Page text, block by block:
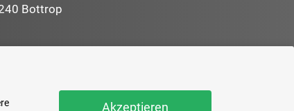
Bottrop
Akzeptieren